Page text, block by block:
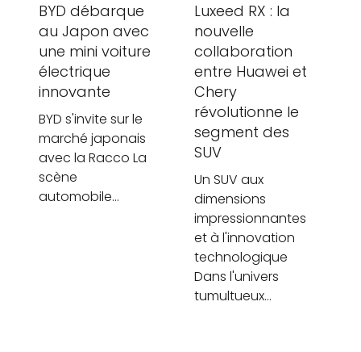
BYD débarque
au Japon avec
une mini voiture
électrique
innovante
BYD s'invite sur le
marché japonais
avec la Racco La
scène
automobile…
Luxeed RX : la
nouvelle
collaboration
entre Huawei et
Chery
révolutionne le
segment des
SUV
Un SUV aux
dimensions
impressionnantes
et à l'innovation
technologique
Dans l'univers
tumultueux…